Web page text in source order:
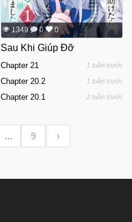
1349 0 0
Sau Khi Giúp Đỡ
Chapter 21 1 tuần trước
Chapter 20.2 1 tuần trước
Chapter 20.1 2 tuần trước
... 9 ›